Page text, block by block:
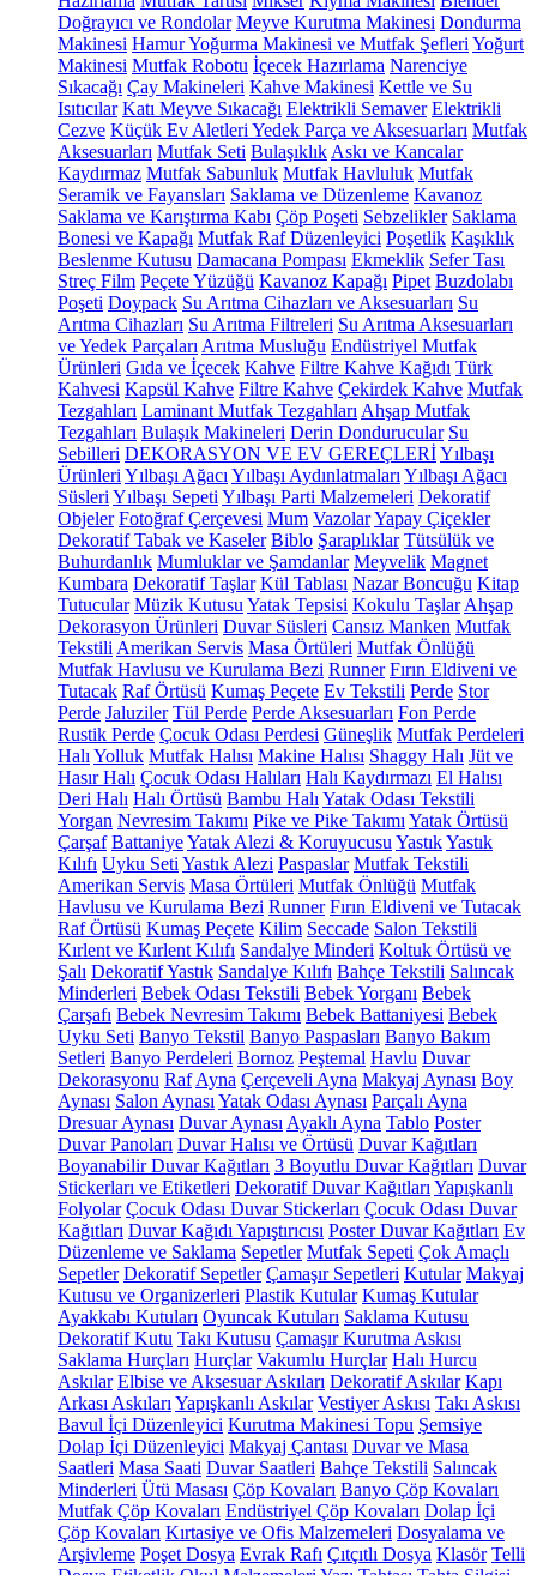
Doğrayıcı ve Rondolar Meyve Kurutma Makinesi Dondurma
Makinesi Hamur Yoğurma Makinesi ve Mutfak Şefleri Yoğurt
Makinesi Mutfak Robotu İçecek Hazırlama Narenciye
Sıkacağı Çay Makineleri Kahve Makinesi Kettle ve Su
Isıtıcılar Katı Meyve Sıkacağı Elektrikli Semaver Elektrikli
Cezve Küçük Ev Aletleri Yedek Parça ve Aksesuarları Mutfak
Aksesuarları Mutfak Seti Bulaşıklık Askı ve Kancalar
Kaydırmaz Mutfak Sabunluk Mutfak Havluluk Mutfak
Seramik ve Fayansları Saklama ve Düzenleme Kavanoz
Saklama ve Karıştırma Kabı Çöp Poşeti Sebzelikler Saklama
Bonesi ve Kapağı Mutfak Raf Düzenleyici Poşetlik Kaşıklık
Beslenme Kutusu Damacana Pompası Ekmeklik Sefer Tası
Streç Film Peçete Yüzüğü Kavanoz Kapağı Pipet Buzdolabı
Poşeti Doypack Su Arıtma Cihazları ve Aksesuarları Su
Arıtma Cihazları Su Arıtma Filtreleri Su Arıtma Aksesuarları
ve Yedek Parçaları Arıtma Musluğu Endüstriyel Mutfak
Ürünleri Gıda ve İçecek Kahve Filtre Kahve Kağıdı Türk
Kahvesi Kapsül Kahve Filtre Kahve Çekirdek Kahve Mutfak
Tezgahları Laminant Mutfak Tezgahları Ahşap Mutfak
Tezgahları Bulaşık Makineleri Derin Dondurucular Su
Sebilleri DEKORASYON VE EV GEREÇLERİYılbaşı
Ürünleri Yılbaşı Ağacı Yılbaşı Aydınlatmaları Yılbaşı Ağacı
Süsleri Yılbaşı Sepeti Yılbaşı Parti Malzemeleri Dekoratif
Objeler Fotoğraf Çerçevesi Mum VazolarYapay Çiçekler
Dekoratif Tabak ve Kaseler Biblo Şaraplıklar Tütsülük ve
Buhurdanlık Mumluklar ve Şamdanlar Meyvelik Magnet
Kumbara Dekoratif Taşlar Kül Tablası Nazar Boncuğu Kitap
Tutucular Müzik Kutusu Yatak Tepsisi Kokulu Taşlar Ahşap
Dekorasyon Ürünleri Duvar Süsleri Cansız Manken Mutfak
Tekstili Amerikan Servis Masa Örtüleri Mutfak Önlüğü
Mutfak Havlusu ve Kurulama Bezi Runner Fırın Eldiveni ve
Tutacak Raf Örtüsü Kumaş Peçete Ev Tekstili Perde Stor
Perde Jaluziler Tül Perde Perde Aksesuarları Fon Perde
Rustik Perde Çocuk Odası Perdesi Güneşlik Mutfak Perdeleri
Halı Yolluk Mutfak Halısı Makine Halısı Shaggy Halı Jüt ve
Hasır Halı Çocuk Odası Halıları Halı Kaydırmazı El Halısı
Deri Halı Halı Örtüsü Bambu Halı Yatak Odası Tekstili
Yorgan Nevresim Takımı Pike ve Pike Takımı Yatak Örtüsü
Çarşaf BattaniyeYatak Alezi & Koruyucusu YastıkYastık
Kılıfı Uyku Seti Yastık Alezi Paspaslar Mutfak Tekstili
Amerikan Servis Masa Örtüleri Mutfak Önlüğü Mutfak
Havlusu ve Kurulama Bezi Runner Fırın Eldiveni ve Tutacak
Raf Örtüsü Kumaş Peçete Kilim Seccade Salon Tekstili
Kırlent ve Kırlent Kılıfı Sandalye Minderi Koltuk Örtüsü ve
Şalı Dekoratif Yastık Sandalye Kılıfı Bahçe Tekstili Salıncak
Minderleri Bebek Odası Tekstili Bebek Yorganı Bebek
Çarşafı Bebek Nevresim Takımı Bebek Battaniyesi Bebek
Uyku Seti Banyo Tekstil Banyo Paspasları Banyo Bakım
Setleri Banyo Perdeleri Bornoz Peştemal Havlu Duvar
Dekorasyonu Raf Ayna Çerçeveli Ayna Makyaj Aynası Boy
Aynası Salon Aynası Yatak Odası Aynası Parçalı Ayna
Dresuar Aynası Duvar Aynası Ayaklı Ayna Tablo Poster
Duvar Panoları Duvar Halısı ve Örtüsü Duvar Kağıtları
Boyanabilir Duvar Kağıtları 3 Boyutlu Duvar Kağıtları Duvar
Stickerları ve Etiketleri Dekoratif Duvar Kağıtları Yapışkanlı
Folyolar Çocuk Odası Duvar Stickerları Çocuk Odası Duvar
Kağıtları Duvar Kağıdı Yapıştırıcısı Poster Duvar Kağıtları Ev
Düzenleme ve Saklama Sepetler Mutfak Sepeti Çok Amaçlı
Sepetler Dekoratif Sepetler Çamaşır Sepetleri Kutular Makyaj
Kutusu ve Organizerleri Plastik Kutular Kumaş Kutular
Ayakkabı Kutuları Oyuncak Kutuları Saklama Kutusu
Dekoratif Kutu Takı Kutusu Çamaşır Kurutma Askısı
Saklama Hurçları Hurçlar Vakumlu Hurçlar Halı Hurcu
Askılar Elbise ve Aksesuar Askıları Dekoratif Askılar Kapı
Arkası Askıları Yapışkanlı Askılar Vestiyer Askısı Takı Askısı
Bavul İçi Düzenleyici Kurutma Makinesi Topu Şemsiye
Dolap İçi Düzenleyici Makyaj Çantası Duvar ve Masa
Saatleri Masa Saati Duvar Saatleri Bahçe Tekstili Salıncak
Minderleri Ütü Masası Çöp Kovaları Banyo Çöp Kovaları
Mutfak Çöp Kovaları Endüstriyel Çöp Kovaları Dolap İçi
Çöp Kovaları Kırtasiye ve Ofis Malzemeleri Dosyalama ve
Arşivleme Poşet Dosya Evrak Rafı Çıtçıtlı Dosya Klasör Telli